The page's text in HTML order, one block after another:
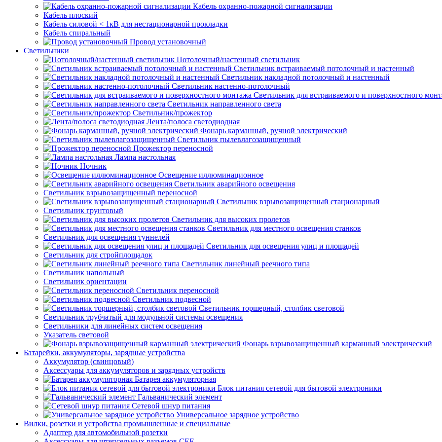
Кабель охранно-пожарной сигнализации
Кабель плоский
Кабель силовой < 1кВ для нестационарной прокладки
Кабель спиральный
Провод установочный
Светильники
Потолочный/настенный светильник
Светильник встраиваемый потолочный и настенный
Светильник накладной потолочный и настенный
Светильник настенно-потолочный
Светильник для встраиваемого и поверхностного
Светильник направленного света
Светильник/прожектор
Лента/полоса светодиодная
Фонарь карманный, ручной электрический
Светильник пылевлагозащищенный
Прожектор переносной
Лампа настольная
Ночник
Освещение иллюминационное
Светильник аварийного освещения
Светильник взрывозащищенный переносной
Светильник взрывозащищенный стационарный
Светильник грунтовый
Светильник для высоких пролетов
Светильник для местного освещения станков
Светильник для освещения туннелей
Светильник для освещения улиц и площадей
Светильник для стройплощадок
Светильник линейный реечного типа
Светильник напольный
Светильник ориентации
Светильник переносной
Светильник подвесной
Светильник торшерный, столбик световой
Светильник трубчатый для модульной системы освещения
Светильники для линейных систем освещения
Указатель световой
Фонарь взрывозащищенный карманный электрический
Батарейки, аккумуляторы, зарядные устройства
Аккумулятор (свинцовый)
Аксессуары для аккумуляторов и зарядных устройств
Батарея аккумуляторная
Блок питания сетевой для бытовой электроники
Гальванический элемент
Сетевой шнур питания
Универсальное зарядное устройство
Вилки, розетки и устройства промышленные и специальные
Адаптер для автомобильной розетки